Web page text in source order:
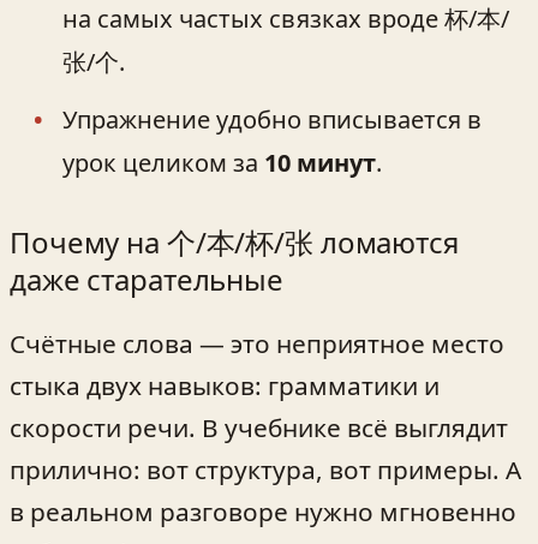
на самых частых связках вроде 杯/本/
张/个.
Упражнение удобно вписывается в
урок целиком за 10 минут.
Почему на 个/本/杯/张 ломаются
даже старательные
Счётные слова — это неприятное место
стыка двух навыков: грамматики и
скорости речи. В учебнике всё выглядит
прилично: вот структура, вот примеры. А
в реальном разговоре нужно мгновенно